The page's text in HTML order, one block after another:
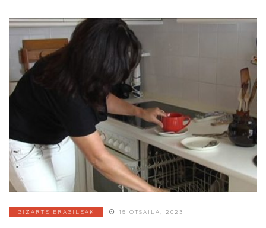
GIZARTE ERAGILEAK 15 OTSAILA, 2023